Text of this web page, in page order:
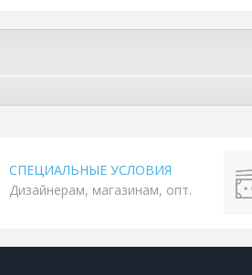
СПЕЦИАЛЬНЫЕ УСЛОВИЯ
Дизайнерам, магазинам, опт.